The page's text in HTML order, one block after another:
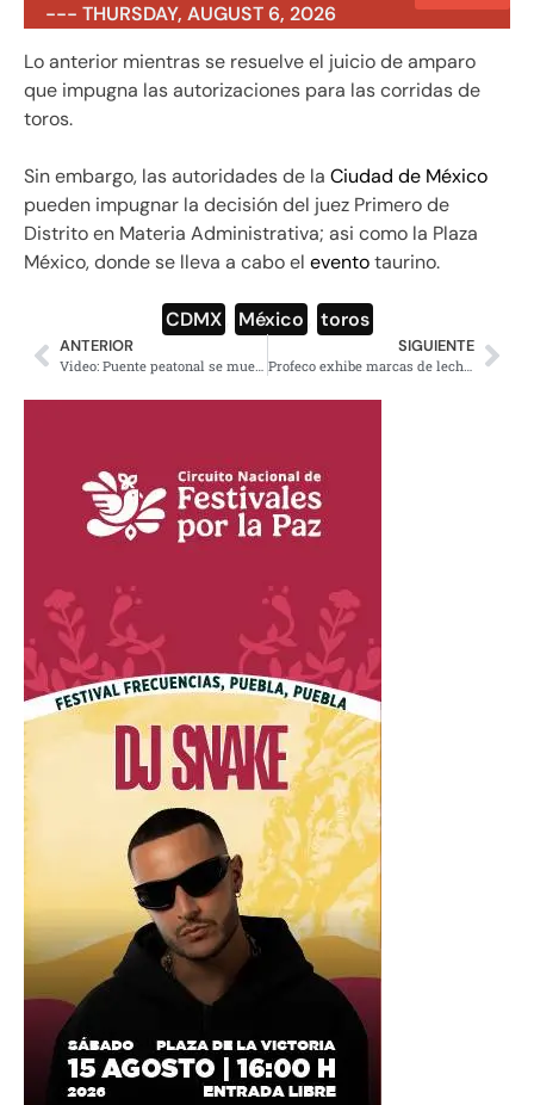
--- THURSDAY, AUGUST 6, 2026
Lo anterior mientras se resuelve el juicio de amparo
que impugna las autorizaciones para las corridas de
toros.
Sin embargo, las autoridades de la Ciudad de México
pueden impugnar la decisión del juez Primero de
Distrito en Materia Administrativa; asi como la Plaza
México, donde se lleva a cabo el eventotaurino.
CDMX México toros
ANTERIOR
Video: Puente peatonal se mueve por las rachas de viento en Puebla
SIGUIENTE
Profeco exhibe marcas de leche «falsa» y con litros incompletos